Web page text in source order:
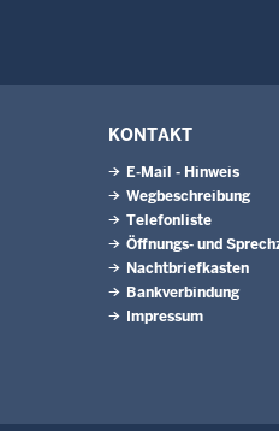
KONTAKT
E-Mail - Hinweis
Wegbeschreibung
Telefonliste
Öffnungs- und
Nachtbriefkasten
Bankverbindung
Impressum